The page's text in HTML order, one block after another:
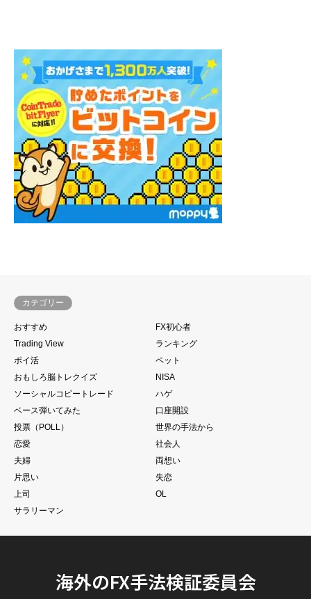
カテゴリー
おすすめ
Trading View
ポイ活
ペット
ベース弾いてみた
口座開設